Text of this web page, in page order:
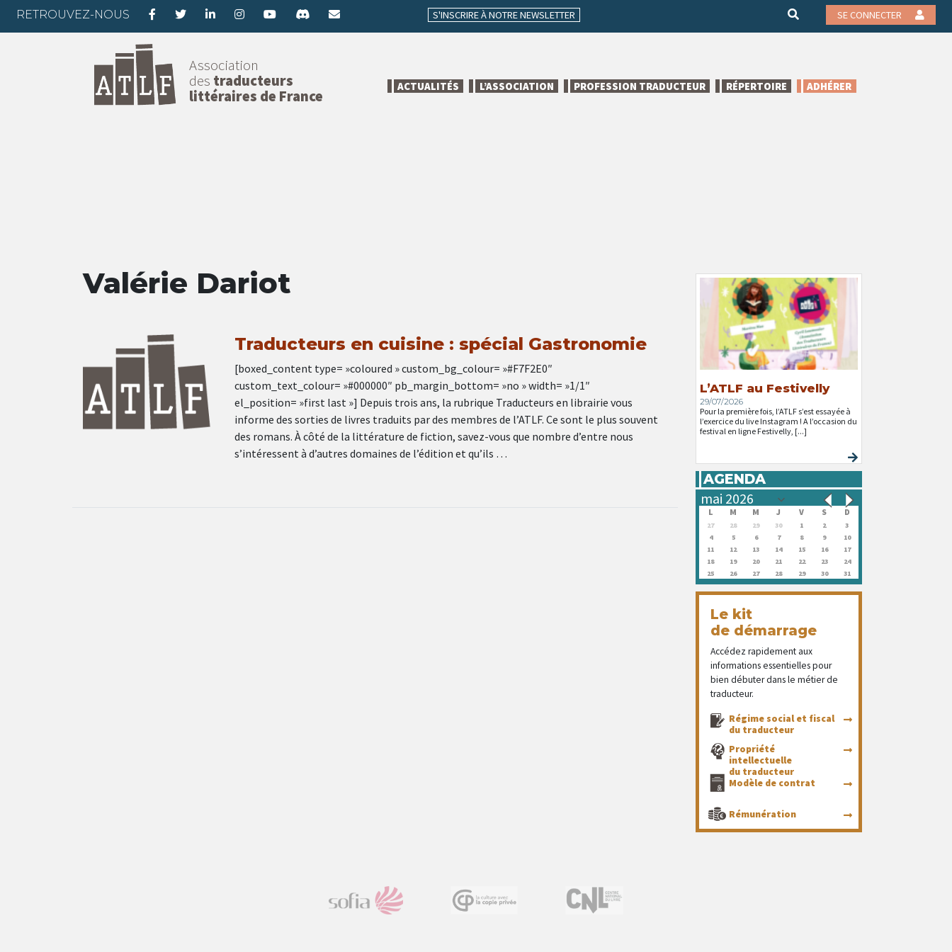
RETROUVEZ-NOUS S'INSCRIRE À NOTRE NEWSLETTER SE CONNECTER
Association
des traducteurs
littéraires de France
ACTUALITÉS L’ASSOCIATION PROFESSION TRADUCTEUR RÉPERTOIRE ADHÉRER
Valérie Dariot
Traducteurs en cuisine : spécial Gastronomie
[boxed_content type= »coloured » custom_bg_colour= »#F7F2E0″
custom_text_colour= »#000000″ pb_margin_bottom= »no » width= »1/1″
el_position= »first last »] Depuis trois ans, la rubrique Traducteurs en librairie vous
informe des sorties de livres traduits par des membres de l’ATLF. Ce sont le plus souvent
des romans. À côté de la littérature de fiction, savez-vous que nombre d’entre nous
s’intéressent à d’autres domaines de l’édition et qu’ils …
L’ATLF au Festivelly
29/07/2026
Pour la première fois, l’ATLF s’est essayée à
l’exercice du live Instagram ! A l’occasion du
festival en ligne Festivelly, [...]
AGENDA
L M M J V S D
27 28 29 30 1 2
3
4
5 6 7 8 9
10
11
12 13 14 15 16
17
18
19 20 21 22 23
24
25
26 27 28 29 30 31
Le kit
de démarrage
Accédez rapidement aux
informations essentielles pour
bien débuter dans le métier de
traducteur.
Régime social et fiscal
du traducteur
Propriété
intellectuelle
du traducteur
Modèle de contrat
Rémunération